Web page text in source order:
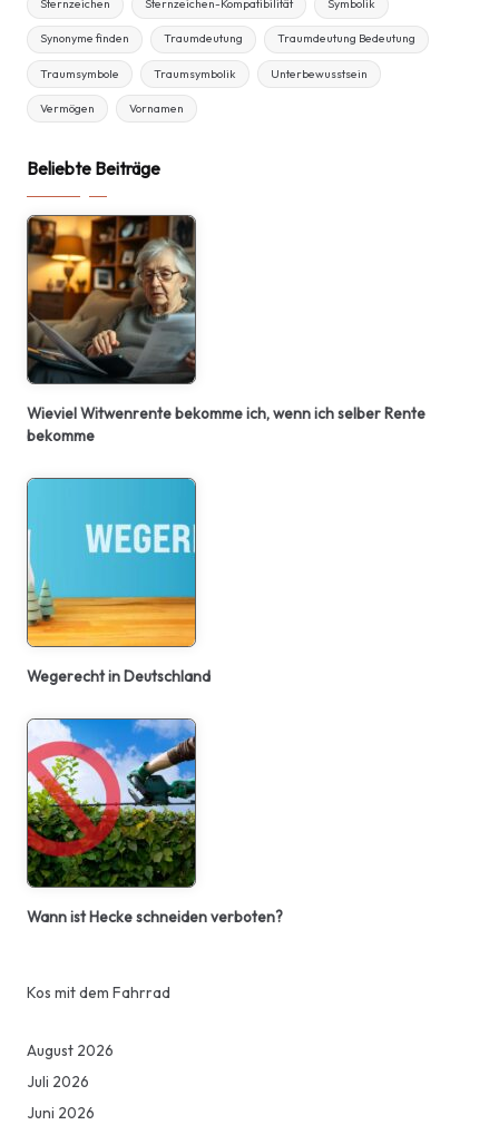
Sternzeichen Sternzeichen-Kompatibilität Symbolik
Synonyme finden Traumdeutung Traumdeutung Bedeutung
Traumsymbole Traumsymbolik Unterbewusstsein
Vermögen Vornamen
Beliebte Beiträge
Wieviel Witwenrente bekomme ich, wenn ich selber Rente
bekomme
Wegerecht in Deutschland
Wann ist Hecke schneiden verboten?
Kos mit dem Fahrrad
August 2026
Juli 2026
Juni 2026